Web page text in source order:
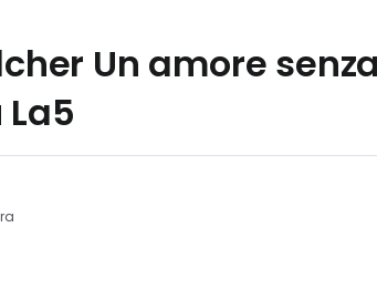
Un amore